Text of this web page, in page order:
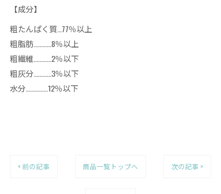
【成分】
粗たんぱく質…77％以上
粗脂肪…………8％以上
粗繊維…………2％以下
粗灰分…………3％以下
水分……………12％以下
< 前の記事 商品一覧トップへ 次の記事 >